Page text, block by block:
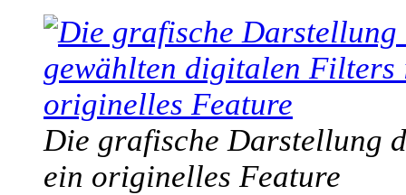
Die grafische Darstellung
ein originelles Feature